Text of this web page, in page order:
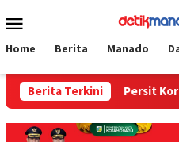
ke
Mobile
Home Berita Manado
Berita Terkini
Estetik Persit Korem